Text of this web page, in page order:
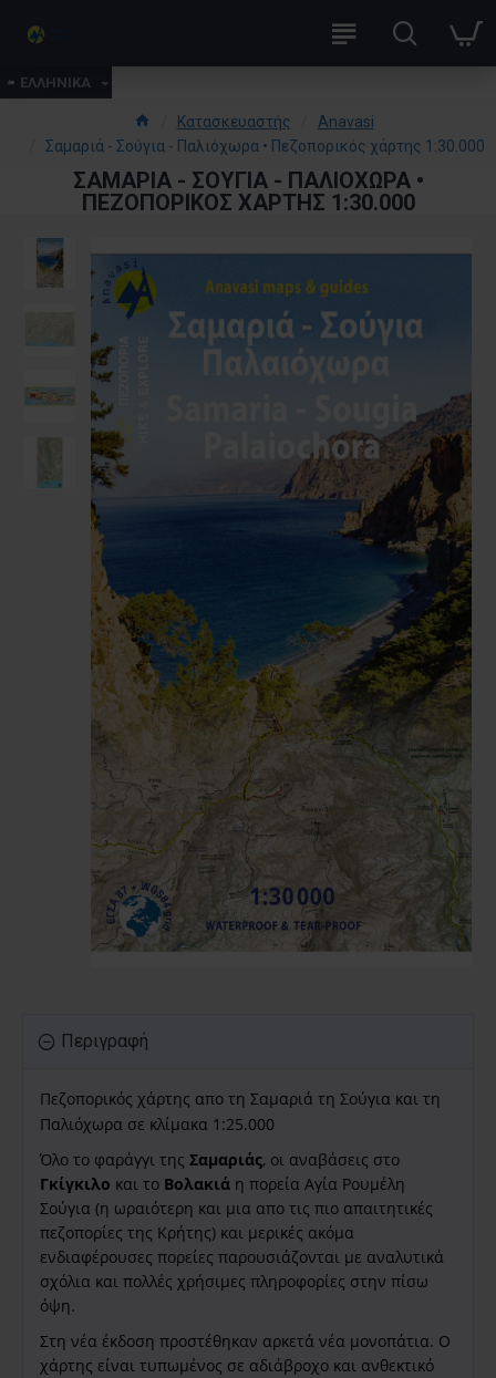
ΕΛΛΗΝΙΚΑ
Κατασκευαστής
Anavasi
Σαμαριά - Σούγια - Παλιόχωρα • Πεζοπορικός χάρτης 1:30.000
ΣΑΜΑΡΙΆ - ΣΟΎΓΙΑ - ΠΑΛΙΌΧΩΡΑ •
ΠΕΖΟΠΟΡΙΚΌΣ ΧΆΡΤΗΣ 1:30.000
Περιγραφή
Πεζοπορικός χάρτης απο τη Σαμαριά τη Σούγια και τη
Παλιόχωρα σε κλίμακα 1:25.000
Όλο το φαράγγι της Σαμαριάς, οι αναβάσεις στο
Γκίγκιλο και το Βολακιά η πορεία Αγία Ρουμέλη
Σούγια (η ωραιότερη και μια απο τις πιο απαιτητικές
πεζοπορίες της Κρήτης) και μερικές ακόμα
ενδιαφέρουσες πορείες παρουσιάζονται με αναλυτικά
σχόλια και πολλές χρήσιμες πληροφορίες στην πίσω
όψη.
Στη νέα έκδοση προστέθηκαν αρκετά νέα μονοπάτια. Ο
χάρτης είναι τυπωμένος σε αδιάβροχο και ανθεκτικό